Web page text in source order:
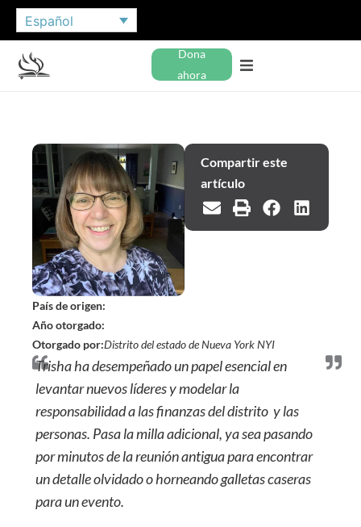
Español
Dona
ahora
Compartir este
artículo
País de origen:
Año otorgado:
Otorgado por:Distrito del estado de Nueva York NYI
Trisha ha desempeñado un papel esencial en
levantar nuevos líderes y modelar la
responsabilidad a las finanzas del distrito y las
personas. Pasa la milla adicional, ya sea pasando
por minutos de la reunión antigua para encontrar
un detalle olvidado o horneando galletas caseras
para un evento.